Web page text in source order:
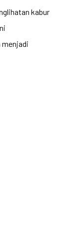
kabur
menjadi